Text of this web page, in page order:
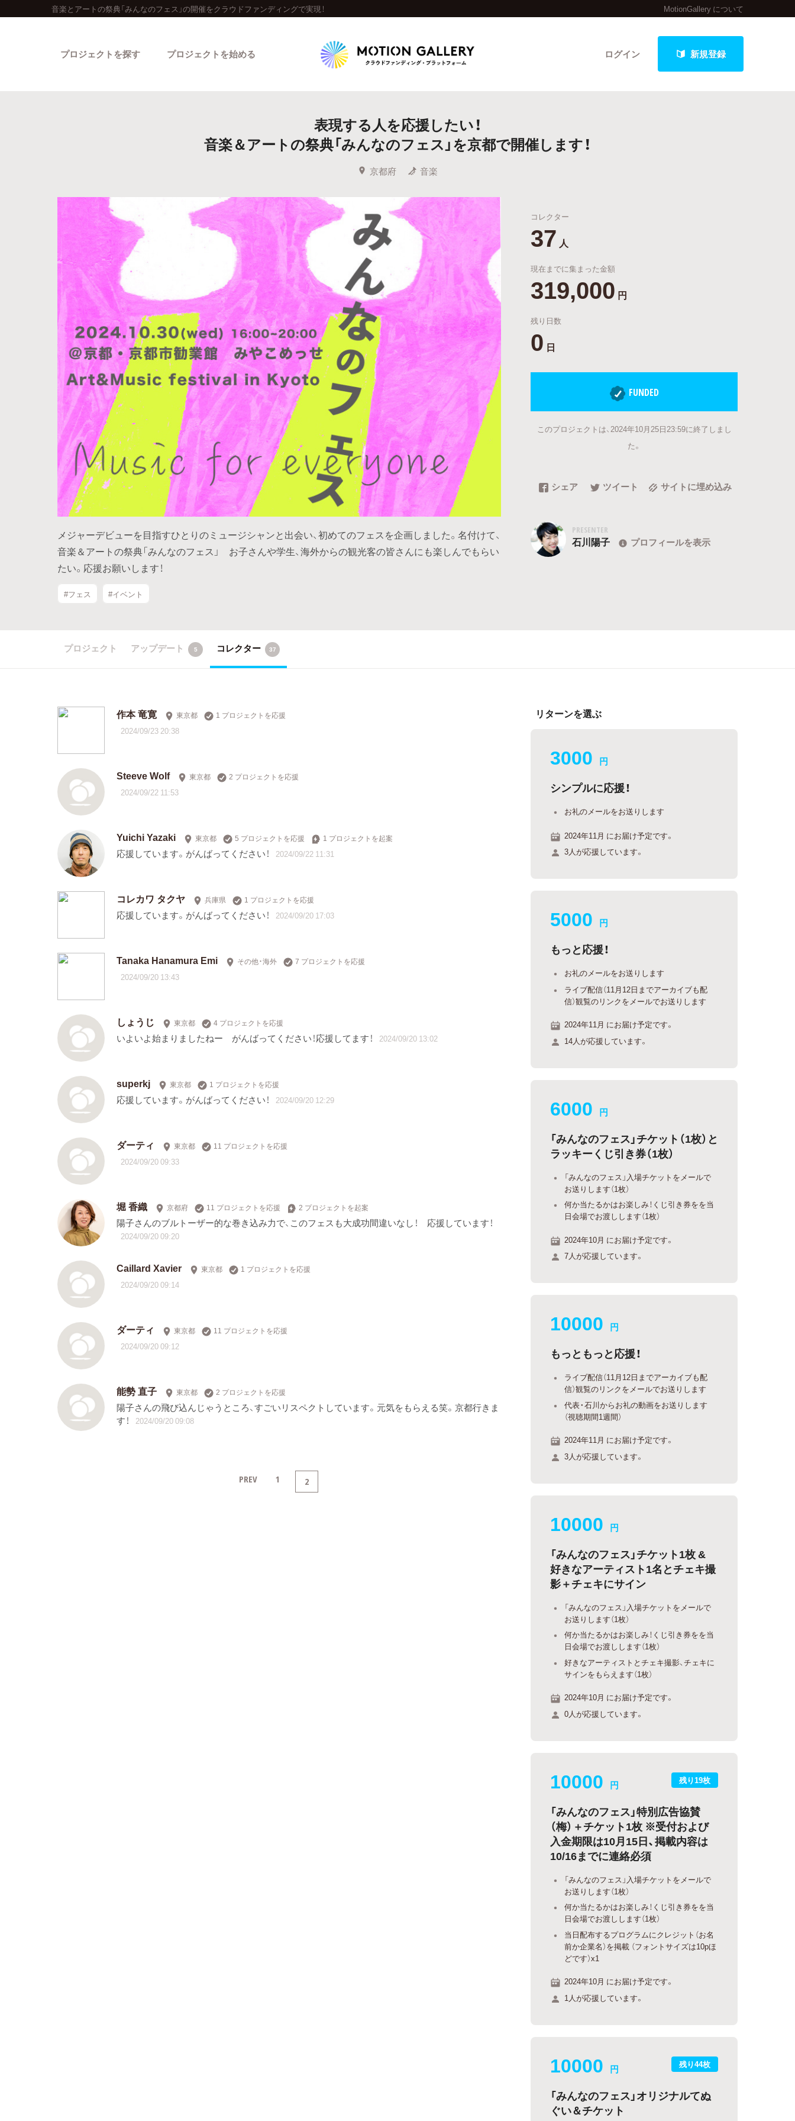
音楽とアートの祭典「みんなのフェス」の開催をクラウドファンディングで実現！ MotionGallery について
ログイン 新規登録
プロジェクトを探す
人気のプロジェクト 新着プロジェクト 終了間近のプロジェクト
Feature
カテゴリーから探す タグから探す キュレーターから探す 特集から探す
Legendary
最新達成プロジェクト 調達額が大きいプロジェクト
プロジェクトを始める
表現する人を応援したい！
音楽＆アートの祭典「みんなのフェス」を京都で開催します！
京都府 音楽
メジャーデビューを目指すひとりのミュージシャンと出会い、初めてのフェスを企画しました。名付けて、
音楽＆アートの祭典「みんなのフェス」 お子さんや学生、海外からの観光客の皆さんにも楽しんでもらい
たい。応援お願いします！
#フェス #イベント
コレクター
37 人
現在までに集まった金額
319,000 円
残り日数
0 日
FUNDED
このプロジェクトは、2024年10月25日23:59に終了しまし
た。
シェア ツイート サイトに埋め込み
PRESENTER
石川陽子 プロフィールを表示
プロジェクト アップデート 5 コレクター 37
作本 竜寛 東京都 1 プロジェクトを応援
2024/09/23 20:38
Steeve Wolf 東京都 2 プロジェクトを応援
2024/09/22 11:53
Yuichi Yazaki 東京都 5 プロジェクトを応援 1 プロジェクトを起案
応援しています。がんばってください！ 2024/09/22 11:31
コレカワ タクヤ 兵庫県 1 プロジェクトを応援
応援しています。がんばってください！ 2024/09/20 17:03
Tanaka Hanamura Emi その他・海外 7 プロジェクトを応援
2024/09/20 13:43
しょうじ 東京都 4 プロジェクトを応援
いよいよ始まりましたねー がんばってください！応援してます！ 2024/09/20 13:02
superkj 東京都 1 プロジェクトを応援
応援しています。がんばってください！ 2024/09/20 12:29
ダーティ 東京都 11 プロジェクトを応援
2024/09/20 09:33
堀 香織 京都府 11 プロジェクトを応援 2 プロジェクトを起案
陽子さんのブルトーザー的な巻き込み力で、このフェスも大成功間違いなし！ 応援しています！
2024/09/20 09:20
Caillard Xavier 東京都 1 プロジェクトを応援
2024/09/20 09:14
ダーティ 東京都 11 プロジェクトを応援
2024/09/20 09:12
能勢 直子 東京都 2 プロジェクトを応援
陽子さんの飛び込んじゃうところ、すごいリスペクトしています。元気をもらえる笑。京都行きま
す！
2024/09/20 09:08
PREV 1 2
リターンを選ぶ
3000 円
シンプルに応援！
お礼のメールをお送りします
2024年11月 にお届け予定です。
3人が応援しています。
5000 円
もっと応援！
お礼のメールをお送りします
ライブ配信（11月12日までアーカイブも配
信）観覧のリンクをメールでお送りします
2024年11月 にお届け予定です。
14人が応援しています。
6000 円
「みんなのフェス」チケット（1枚）と
ラッキーくじ引き券（1枚）
「みんなのフェス」入場チケットをメールで
お送りします（1枚）
何か当たるかはお楽しみ！くじ引き券をを当
日会場でお渡しします（1枚）
2024年10月 にお届け予定です。
7人が応援しています。
10000 円
もっともっと応援！
ライブ配信（11月12日までアーカイブも配
信）観覧のリンクをメールでお送りします
代表・石川からお礼の動画をお送りします
（視聴期間1週間）
2024年11月 にお届け予定です。
3人が応援しています。
10000 円
「みんなのフェス」チケット1枚 &
好きなアーティスト1名とチェキ撮
影＋チェキにサイン
「みんなのフェス」入場チケットをメールで
お送りします（1枚）
何か当たるかはお楽しみ！くじ引き券をを当
日会場でお渡しします（1枚）
好きなアーティストとチェキ撮影、チェキに
サインをもらえます（1枚）
2024年10月 にお届け予定です。
0人が応援しています。
残り19枚
10000 円
「みんなのフェス」特別広告協賛
（梅）＋チケット1枚 ※受付および
入金期限は10月15日、掲載内容は
10/16までに連絡必須
「みんなのフェス」入場チケットをメールで
お送りします（1枚）
何か当たるかはお楽しみ！くじ引き券をを当
日会場でお渡しします（1枚）
当日配布するプログラムにクレジット（お名
前か企業名）を掲載 （フォントサイズは10pほ
どです）x1
2024年10月 にお届け予定です。
1人が応援しています。
残り44枚
10000 円
「みんなのフェス」オリジナルてぬ
ぐい＆チケット